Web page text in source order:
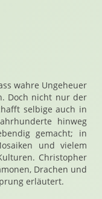
wahre Ungeheuer
Doch nicht nur der
selbige auch in
hinweg
gemacht; in
und vielem
Christopher
Drachen und
erläutert.